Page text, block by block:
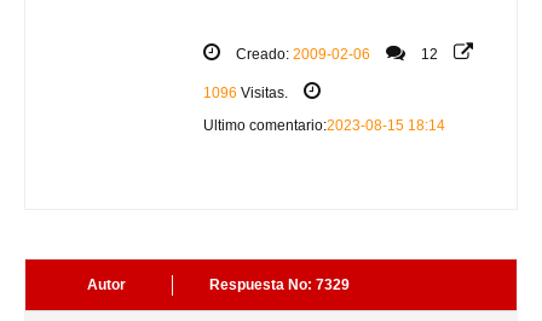
Creado: 2009-02-06 12
1096 Visitas.
Ultimo comentario:2023-08-15 18:14
Autor Respuesta No: 7329